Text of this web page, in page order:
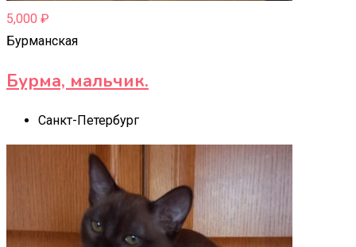
5,000 ₽
Бурманская
Бурма, мальчик.
Санкт-Петербург